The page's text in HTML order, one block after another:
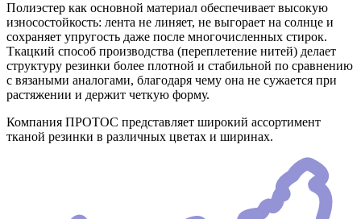
Полиэстер как основной материал обеспечивает высокую
износостойкость: лента не линяет, не выгорает на солнце и
сохраняет упругость даже после многочисленных стирок.
Ткацкий способ производства (переплетение нитей) делает
структуру резинки более плотной и стабильной по сравнению
с вязаными аналогами, благодаря чему она не сужается при
растяжении и держит четкую форму.
Компания ПРОТОС представляет широкий ассортимент
тканой резинки в различных цветах и ширинах.